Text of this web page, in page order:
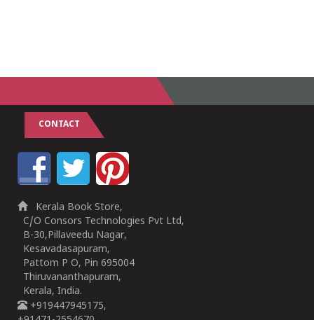
CONTACT
Kerala Book Store,
C/O Consors Technologies Pvt Ltd,
B-30,Pillaveedu Nagar,
Kesavadasapuram,
Pattom P O, Pin 695004
Thiruvananthapuram,
Kerala, India.
+919447945175,